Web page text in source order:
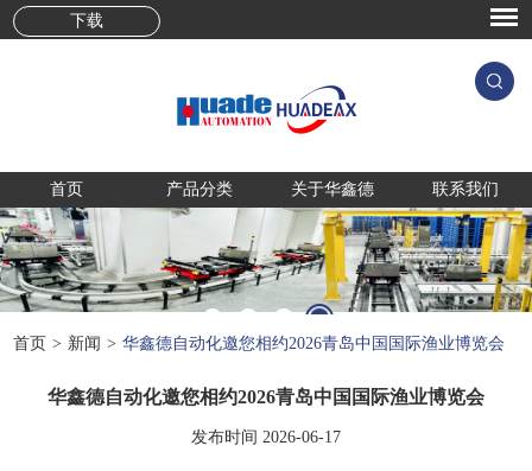
下载
首页 产品分类 关于华鑫德 联系我们
首页 > 新闻 > 华鑫德自动化邀您相约2026青岛中国国际渔业博览会
华鑫德自动化邀您相约2026青岛中国国际渔业博览会
发布时间 2026-06-17